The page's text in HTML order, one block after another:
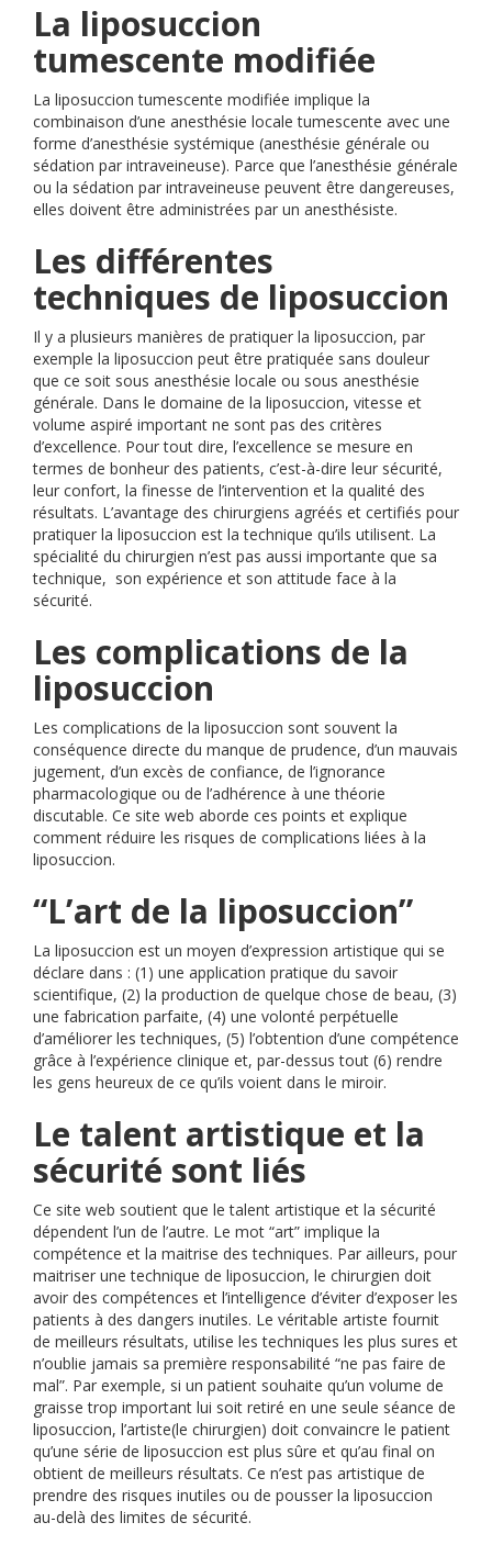
La liposuccion
tumescente modifiée
La liposuccion tumescente modifiée implique la
combinaison d’une anesthésie locale tumescente avec une
forme d’anesthésie systémique (anesthésie générale ou
sédation par intraveineuse). Parce que l’anesthésie générale
ou la sédation par intraveineuse peuvent être dangereuses,
elles doivent être administrées par un anesthésiste.
Les différentes
techniques de liposuccion
Il y a plusieurs manières de pratiquer la liposuccion, par
exemple la liposuccion peut être pratiquée sans douleur
que ce soit sous anesthésie locale ou sous anesthésie
générale. Dans le domaine de la liposuccion, vitesse et
volume aspiré important ne sont pas des critères
d’excellence. Pour tout dire, l’excellence se mesure en
termes de bonheur des patients, c’est-à-dire leur sécurité,
leur confort, la finesse de l’intervention et la qualité des
résultats. L’avantage des chirurgiens agréés et certifiés pour
pratiquer la liposuccion est la technique qu’ils utilisent. La
spécialité du chirurgien n’est pas aussi importante que sa
technique, son expérience et son attitude face à la
sécurité.
Les complications de la
liposuccion
Les complications de la liposuccion sont souvent la
conséquence directe du manque de prudence, d’un mauvais
jugement, d’un excès de confiance, de l’ignorance
pharmacologique ou de l’adhérence à une théorie
discutable. Ce site web aborde ces points et explique
comment réduire les risques de complications liées à la
liposuccion.
“L’art de la liposuccion”
La liposuccion est un moyen d’expression artistique qui se
déclare dans : (1) une application pratique du savoir
scientifique, (2) la production de quelque chose de beau, (3)
une fabrication parfaite, (4) une volonté perpétuelle
d’améliorer les techniques, (5) l’obtention d’une compétence
grâce à l’expérience clinique et, par-dessus tout (6) rendre
les gens heureux de ce qu’ils voient dans le miroir.
Le talent artistique et la
sécurité sont liés
Ce site web soutient que le talent artistique et la sécurité
dépendent l’un de l’autre. Le mot “art” implique la
compétence et la maitrise des techniques. Par ailleurs, pour
maitriser une technique de liposuccion, le chirurgien doit
avoir des compétences et l’intelligence d’éviter d’exposer les
patients à des dangers inutiles. Le véritable artiste fournit
de meilleurs résultats, utilise les techniques les plus sures et
n’oublie jamais sa première responsabilité “ne pas faire de
mal”. Par exemple, si un patient souhaite qu’un volume de
graisse trop important lui soit retiré en une seule séance de
liposuccion, l’artiste(le chirurgien) doit convaincre le patient
qu’une série de liposuccion est plus sûre et qu’au final on
obtient de meilleurs résultats. Ce n’est pas artistique de
prendre des risques inutiles ou de pousser la liposuccion
au-delà des limites de sécurité.